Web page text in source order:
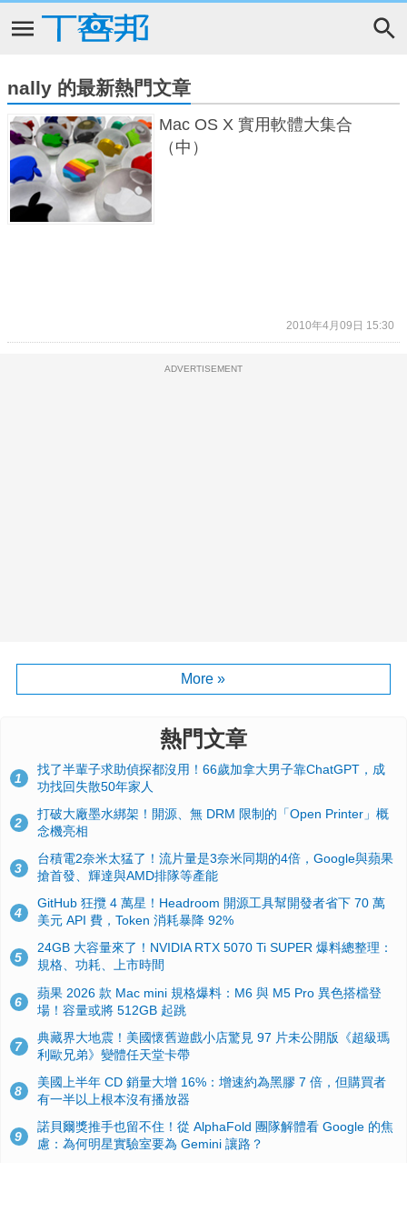
nally 的最新熱門文章
Mac OS X 實用軟體大集合
（中）
2010年4月09日 15:30
ADVERTISEMENT
More »
熱門文章
1
找了半輩子求助偵探都沒用！66歲加拿大男子靠ChatGPT，成
功找回失散50年家人
2
打破大廠墨水綁架！開源、無 DRM 限制的「Open Printer」概
念機亮相
3
台積電2奈米太猛了！流片量是3奈米同期的4倍，Google與蘋果
搶首發、輝達與AMD排隊等產能
4
GitHub 狂攬 4 萬星！Headroom 開源工具幫開發者省下 70 萬
美元 API 費，Token 消耗暴降 92%
5
24GB 大容量來了！NVIDIA RTX 5070 Ti SUPER 爆料總整理：
規格、功耗、上市時間
6
蘋果 2026 款 Mac mini 規格爆料：M6 與 M5 Pro 異色搭檔登
場！容量或將 512GB 起跳
7
典藏界大地震！美國懷舊遊戲小店驚見 97 片未公開版《超級瑪
利歐兄弟》變體任天堂卡帶
8
美國上半年 CD 銷量大增 16%：增速約為黑膠 7 倍，但購買者
有一半以上根本沒有播放器
9
諾貝爾獎推手也留不住！從 AlphaFold 團隊解體看 Google 的焦
慮：為何明星實驗室要為 Gemini 讓路？